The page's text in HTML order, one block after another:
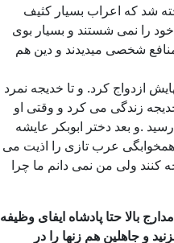
شد که اعراب بسیار کثیف
خود را نمی شستند و بسیار بوی
شخصی میدیدند و دین هم
ازدواج کرد. و تا خدیجه نمرد
زندگی می کرد و وقتی او
می رسید .و بعد دختر ابوبکر عایشه
بد می داد و همخوابگی عرب تازی را اذیت می
کنند ولی من نمی دانم ما چرا
مدارج بالا حتا پادشاه ایفای وظیفه
و جاهلین هم زنها را در